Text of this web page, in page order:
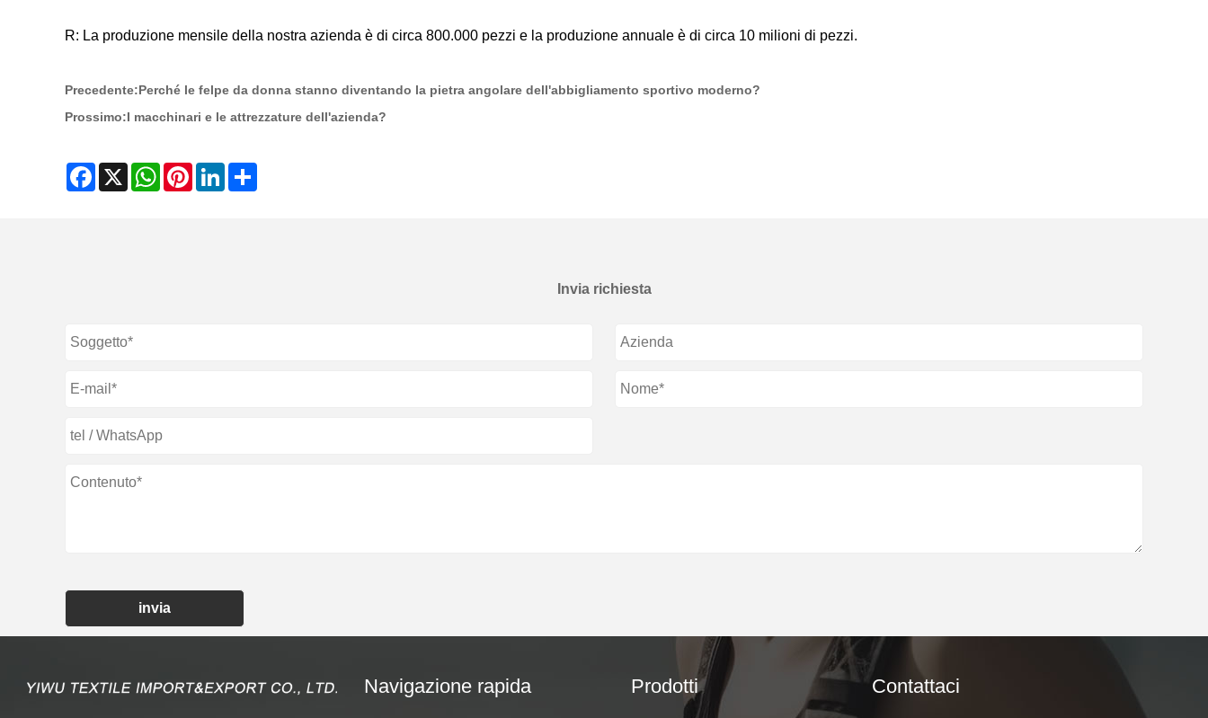
R: La produzione mensile della nostra azienda è di circa 800.000 pezzi e la produzione annuale è di circa 10 milioni di pezzi.
Precedente:Perché le felpe da donna stanno diventando la pietra angolare dell'abbigliamento sportivo moderno?
Prossimo:I macchinari e le attrezzature dell'azienda?
Facebook
X WhatsAppPinterestLinkedIn
Invia richiesta
invia
Navigazione rapida Prodotti Contattaci